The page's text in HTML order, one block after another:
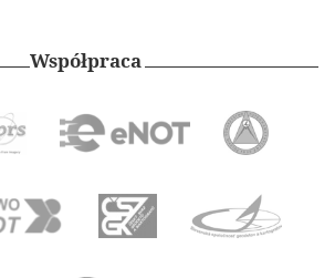
Współpraca